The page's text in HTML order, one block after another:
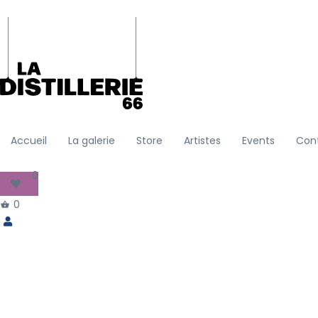
Accueil La galerie Store Artistes Events
0
0